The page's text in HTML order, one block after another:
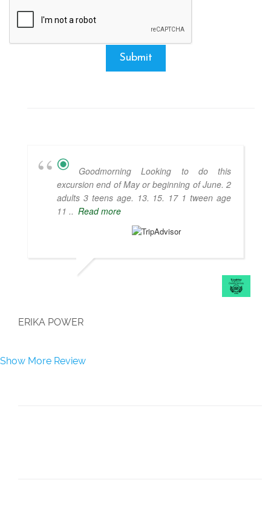
Submit
Goodmorning Looking to do this
excursion end of May or beginning of June. 2
adults 3 teens age. 13. 15. 17 1 tween age
11 .. Read more
ERIKA POWER
Show More Review